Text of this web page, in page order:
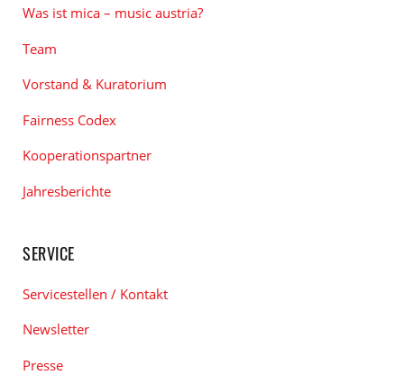
Was ist mica – music austria?
Team
Vorstand & Kuratorium
Fairness Codex
Kooperationspartner
Jahresberichte
SERVICE
Servicestellen / Kontakt
Newsletter
Presse